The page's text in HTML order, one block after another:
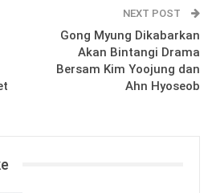
NEXT POST
Gong Myung Dikabarkan
Akan Bintangi Drama
Bersam Kim Yoojung dan
Ahn Hyoseob